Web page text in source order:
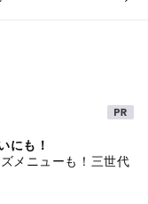
にも！
メニューも！三世代